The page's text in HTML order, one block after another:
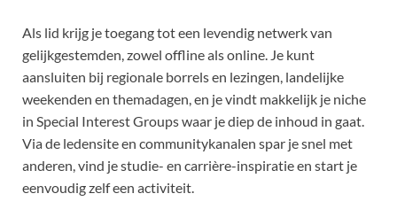
Als lid krijg je toegang tot een levendig netwerk van
gelijkgestemden, zowel offline als online. Je kunt
aansluiten bij regionale borrels en lezingen, landelijke
weekenden en themadagen, en je vindt makkelijk je niche
in Special Interest Groups waar je diep de inhoud in gaat.
Via de ledensite en communitykanalen spar je snel met
anderen, vind je studie- en carrière-inspiratie en start je
eenvoudig zelf een activiteit.